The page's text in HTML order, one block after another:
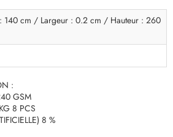
140 cm / Largeur : 0.2 cm / Hauteur : 260
:
GSM
8 PCS
8 %